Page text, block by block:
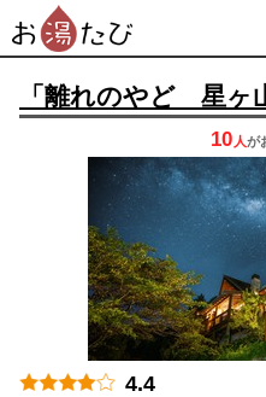
「離れのやど 星ヶ
10 人が
4.4